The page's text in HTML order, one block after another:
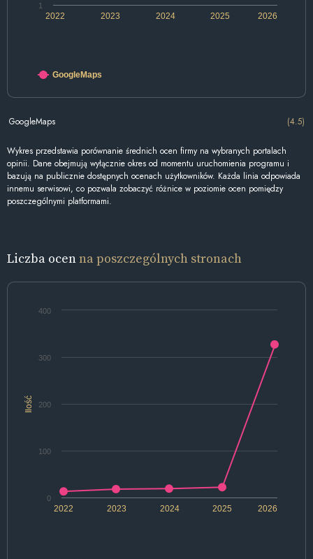
2022 2024 2026
2023 2025
1
GoogleMaps
GoogleMaps (4.5)
Wykres przedstawia porównanie średnich ocen firmy na wybranych portalach
opinii. Dane obejmują wyłącznie okres od momentu uruchomienia programu i
bazują na publicznie dostępnych ocenach użytkowników. Każda linia odpowiada
innemu serwisowi, co pozwala zobaczyć różnice w poziomie ocen pomiędzy
poszczególnymi platformami.
Liczba ocenna poszczególnych stronach
Ilość
2022 2024 2026
2023 2025
0
100
200
300
400